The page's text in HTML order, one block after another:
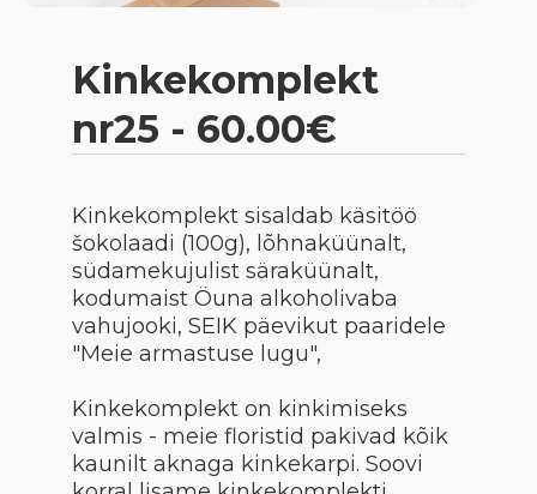
Kinkekomplekt
nr25 - 60.00€
Kinkekomplekt sisaldab käsitöö
šokolaadi (100g), lõhnaküünalt,
südamekujulist säraküünalt,
kodumaist Öuna alkoholivaba
vahujooki, SEIK päevikut paaridele
"Meie armastuse lugu",
Kinkekomplekt on kinkimiseks
valmis - meie floristid pakivad kõik
kaunilt aknaga kinkekarpi. Soovi